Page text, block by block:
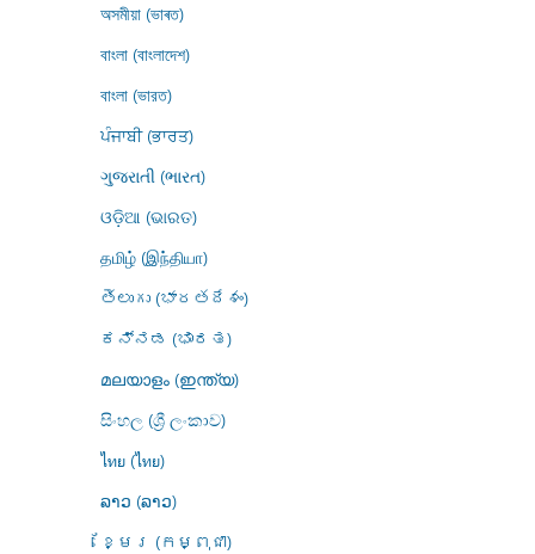
অসমীয়া (ভাৰত)
বাংলা (বাংলাদেশ)
বাংলা (ভারত)
ਪੰਜਾਬੀ (ਭਾਰਤ)
ગુજરાતી (ભારત)
ଓଡ଼ିଆ (ଭାରତ)
தமிழ் (இந்தியா)
తెలుగు (భారతదేశం)
ಕನ್ನಡ (ಭಾರತ)
മലയാളം (ഇന്ത്യ)
සිංහල (ශ්‍රී ලංකාව)
ไทย (ไทย)
ລາວ (ລາວ)
ខ្មែរ (កម្ពុជា)